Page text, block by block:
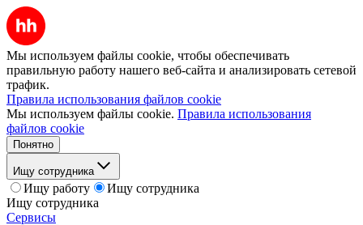
Мы используем файлы cookie, чтобы обеспечивать
правильную работу нашего веб-сайта и анализировать сетевой
трафик.
Правила использования файлов cookie
Мы используем файлы cookie. Правила использования
файлов cookie
Понятно
Ищу сотрудника
Ищу работу
Ищу сотрудника
Ищу сотрудника
Сервисы